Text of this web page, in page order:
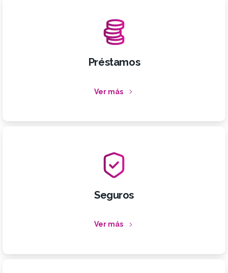
Préstamos
Ver más
Seguros
Ver más